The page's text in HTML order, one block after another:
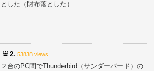
とした（財布落とした）
2.53838 views
２台のPC間でThunderbird（サンダーバード）の